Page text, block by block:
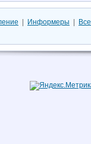
Информеры